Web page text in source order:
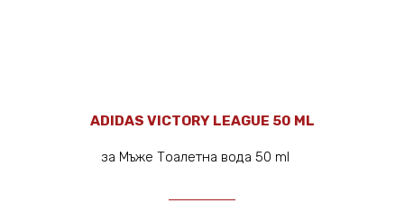
ADIDAS VICTORY LEAGUE 50 ML
за Мъже Тоалетна вода 50 ml